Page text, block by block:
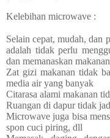
Kelebihan microwave :
Selain cepat, mudah, dan
adalah tidak perlu
dan memanaskan makanan
Zat gizi makanan tidak
media air yang banyak
Citarasa alami makanan
Ruangan di dapur tidak
Microwave juga bisa
spon cuci piring, dll